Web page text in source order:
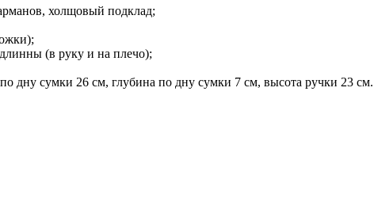
холщовый подклад;
(в руку и на плечо);
дну сумки 26 см, глубина по дну сумки 7 см, высота ручки 23 см.